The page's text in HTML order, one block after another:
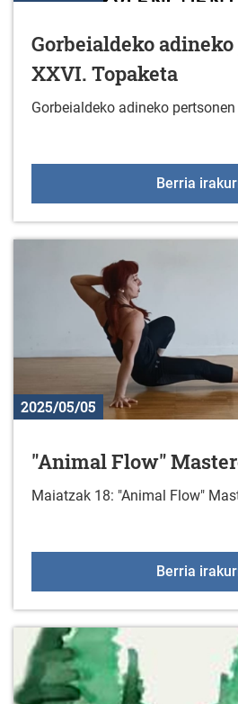
Gorbeialdeko
XXVI. Topaketa
Gorbeialdeko adineko
Berria
2025/05/05
"Animal Flow"
Maiatzak 18: "Animal Flow"
Berria